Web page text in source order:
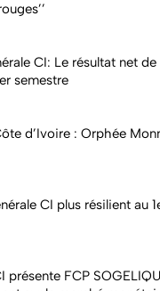
CI: Le résultat net
semestre
d’Ivoire : Orphée
CI plus résilient au
présente FCP